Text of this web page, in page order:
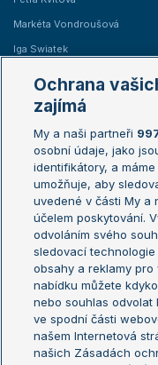
Markéta Vondroušová
Iga Swiatek
Žebříčky
Žebříček ATP (muži)
Žebříček WTA (ženy)
Sázkařský žebříček
Aktualní trendy
Fotbalové přestupy
Livesport Daily
Ochrana
zajímá
My a naši partneři
osobní údaje, jako
identifikátory, a
umožňuje, aby
uvedené v části My a
účelem poskytování.
odvoláním svého
sledovací
obsahy a reklamy pro
nabídku můžete
nebo souhlas odvolat
ve spodní části
našem Internetová
našich Zásadách